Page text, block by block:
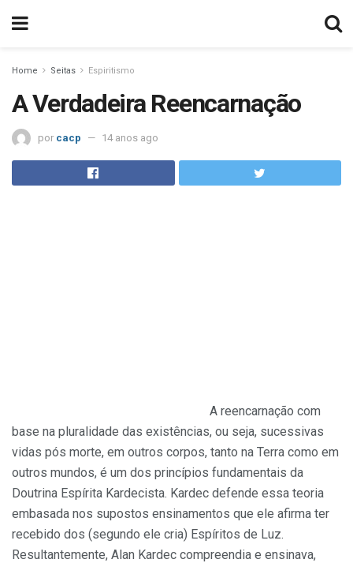
Home Seitas Espiritismo
A Verdadeira Reencarnação
por cacp 14 anos ago
A reencarnação com
base na pluralidade das existências, ou seja, sucessivas
vidas pós morte, em outros corpos, tanto na Terra como em
outros mundos, é um dos princípios fundamentais da
Doutrina Espírita Kardecista. Kardec defende essa teoria
embasada nos supostos ensinamentos que ele afirma ter
recebido dos (segundo ele cria) Espíritos de Luz.
Resultantemente, Alan Kardec compreendia e ensinava,